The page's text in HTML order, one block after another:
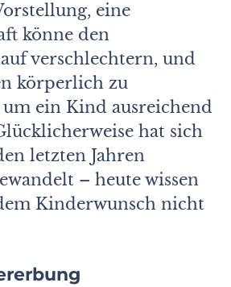
eine
könne den
verschlechtern, und
körperlich zu
ein Kind ausreichend
hat sich
letzten Jahren
– heute wissen
Kinderwunsch nicht